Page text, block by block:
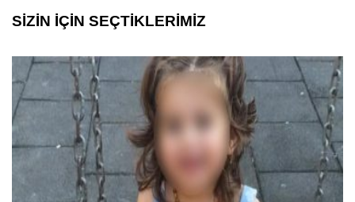
SİZİN İÇİN SEÇTİKLERİMİZ